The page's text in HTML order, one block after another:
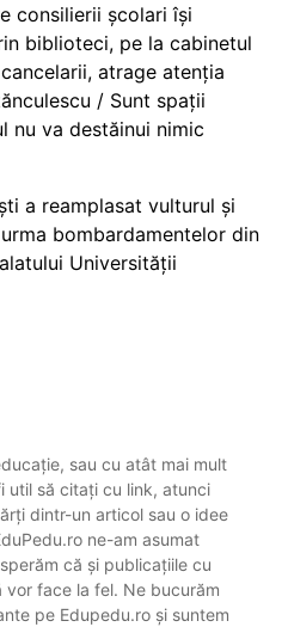
consilierii școlari își
biblioteci, pe la cabinetul
atrage atenția
/ Sunt spații
nu va destăinui nimic
a reamplasat vulturul și
bombardamentelor din
Universității
sau cu atât mai mult
util să citați cu link, atunci
dintr-un articol sau o idee
ne-am asumat
că și publicațiile cu
vor face la fel. Ne bucurăm
pe Edupedu.ro și suntem